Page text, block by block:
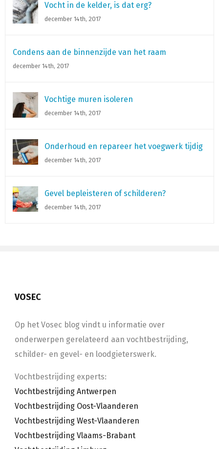
Vocht in de kelder, is dat erg?
december 14th, 2017
Condens aan de binnenzijde van het raam
december 14th, 2017
Vochtige muren isoleren
december 14th, 2017
Onderhoud en repareer het voegwerk tijdig
december 14th, 2017
Gevel bepleisteren of schilderen?
december 14th, 2017
VOSEC
Op het Vosec blog vindt u informatie over
onderwerpen gerelateerd aan vochtbestrijding,
schilder- en gevel- en loodgieterswerk.
Vochtbestrijding experts:
Vochtbestrijding Antwerpen
Vochtbestrijding Oost-Vlaanderen
Vochtbestrijding West-Vlaanderen
Vochtbestrijding Vlaams-Brabant